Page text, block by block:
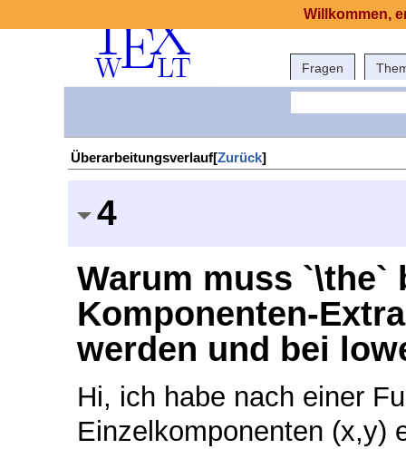
Fragen
Überarbeitungsverlauf[Zurück]
4
Warum muss `\the`
Komponenten-
werden und bei
Hi, ich habe nach einer
Einzelkomponenten (x,y)
Willkommen,